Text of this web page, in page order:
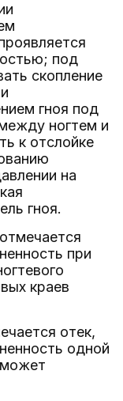
под
скопление
гноя под
ногтем и
к отслойке
на
гноя.
при
краев
отек,
одной
может